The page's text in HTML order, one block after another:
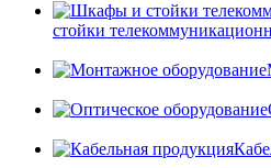
стойки